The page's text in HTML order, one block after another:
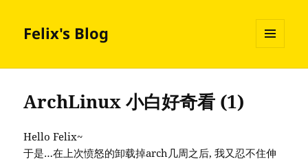
Felix's Blog
AND
ArchLinux 小白好奇看 (1)
Hello Felix~
于是…在上次愤怒的卸载掉arch几周之后, 我又忍不住伸